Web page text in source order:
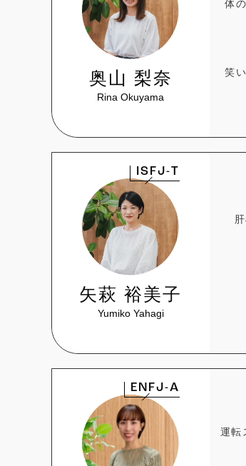
奥山 梨奈
Rina Okuyama
ISFJ-T
矢萩 裕美子
Yumiko Yahagi
ENFJ-A